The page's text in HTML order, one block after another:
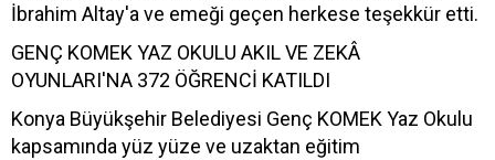
İbrahim Altay'a ve emeği geçen herkese teşekkür etti.
GENÇ KOMEK YAZ OKULU AKIL VE ZEKÂ
OYUNLARI'NA 372 ÖĞRENCİ KATILDI
Konya Büyükşehir Belediyesi Genç KOMEK Yaz Okulu
kapsamında yüz yüze ve uzaktan eğitim